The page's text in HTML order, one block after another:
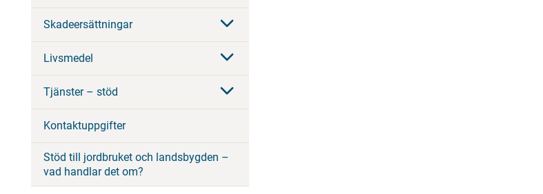
Skadeersättningar
Livsmedel
Tjänster – stöd
Kontaktuppgifter
Stöd till jordbruket och landsbygden –
vad handlar det om?